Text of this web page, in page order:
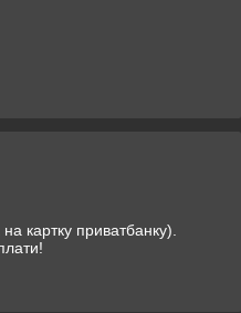
картку приватбанку).